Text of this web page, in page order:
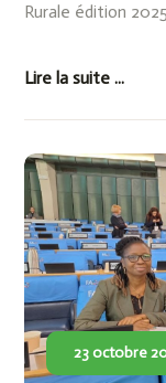
Rurale édition
Lire la suite ...
23 octobre